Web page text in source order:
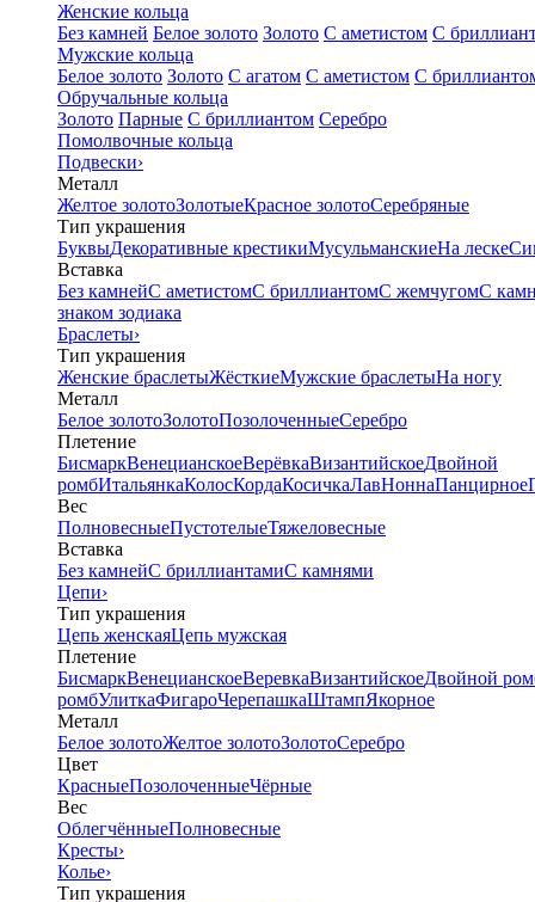
Женские кольца
Без камней Белое золото Золото С аметистом С
Мужские кольца
Белое золото Золото С агатом С аметистом С
Обручальные кольца
Золото Парные С бриллиантом Серебро
Помолвочные кольца
Подвески›
Металл
Желтое золотоЗолотыеКрасное золотоСеребряные
Тип украшения
БуквыДекоративные крестикиМусульманскиеНа леске
Вставка
Без камнейС аметистомС бриллиантомС жемчугомС
знаком зодиака
Браслеты›
Тип украшения
Женские браслетыЖёсткиеМужские браслетыНа ногу
Металл
Белое золотоЗолотоПозолоченныеСеребро
Плетение
БисмаркВенецианскоеВерёвкаВизантийскоеДвойной
ромбИтальянкаКолосКордаКосичкаЛавНоннаПанцирное
Вес
ПолновесныеПустотелыеТяжеловесные
Вставка
Без камнейС бриллиантамиС камнями
Цепи›
Тип украшения
Цепь женскаяЦепь мужская
Плетение
БисмаркВенецианскоеВеревкаВизантийскоеДвойной
ромбУлиткаФигароЧерепашкаШтампЯкорное
Металл
Белое золотоЖелтое золотоЗолотоСеребро
Цвет
КрасныеПозолоченныеЧёрные
Вес
ОблегчённыеПолновесные
Кресты›
Колье›
Тип украшения